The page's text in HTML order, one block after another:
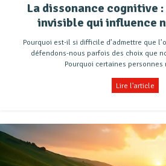
La dissonance cognitive
invisible qui influence
Pourquoi est-il si difficile d’admettre que
défendons-nous parfois des choix que
Pourquoi certaines personnes
Lire l'article